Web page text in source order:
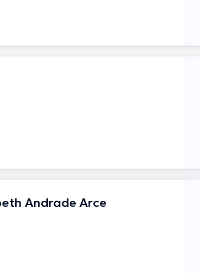
Andrade Arce